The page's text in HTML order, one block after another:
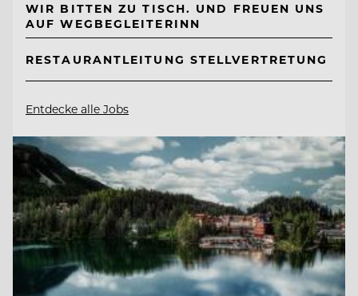
WIR BITTEN ZU TISCH. UND FREUEN UNS
AUF WEGBEGLEITERINN
RESTAURANTLEITUNG STELLVERTRETUNG
Entdecke alle Jobs